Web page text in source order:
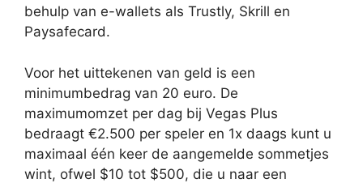
behulp van e-wallets als Trustly, Skrill en
Paysafecard.
Voor het uittekenen van geld is een
minimumbedrag van 20 euro. De
maximumomzet per dag bij Vegas Plus
bedraagt €2.500 per speler en 1x daags kunt u
maximaal één keer de aangemelde sommetjes
wint, ofwel $10 tot $500, die u naar een